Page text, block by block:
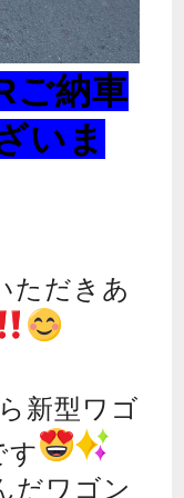
ご納車
いま
ただきあ
新型ワゴ
す
だワゴン